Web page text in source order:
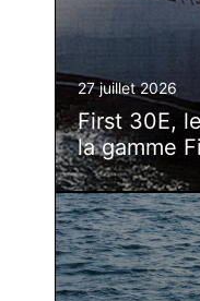
27 juillet 2026
First 30E,
la gamme